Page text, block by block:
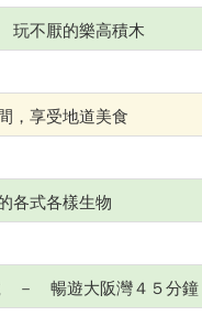
不厭的樂高積木
享受地道美食
式各樣生物
－ 暢遊大阪灣４５分鐘